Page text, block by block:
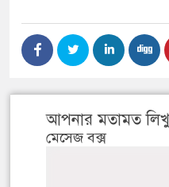
আপনার মতামত
মেসেজ বক্স